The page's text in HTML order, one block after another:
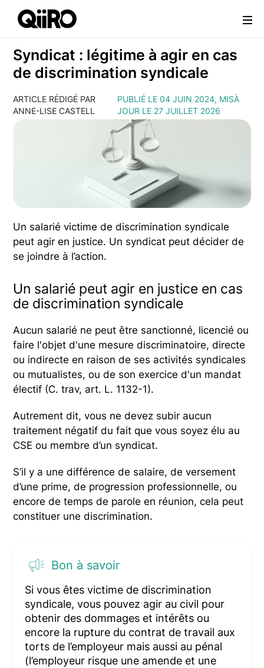
Webflow Homepage
Syndicat : légitime à agir en cas
de discrimination syndicale
ARTICLE RÉDIGÉ PAR
ANNE-LISE CASTELL
PUBLIÉ LE 04 JUIN 2024, MISÀ
JOUR LE 27 JUILLET 2026
Un salarié victime de discrimination syndicale
peut agir en justice. Un syndicat peut décider de
se joindre à l’action.
Un salarié peut agir en justice en cas
de discrimination syndicale
Aucun salarié ne peut être sanctionné, licencié ou
faire l'objet d'une mesure discriminatoire, directe
ou indirecte en raison de ses activités syndicales
ou mutualistes, ou de son exercice d'un mandat
électif (C. trav, art. L. 1132-1).
Autrement dit, vous ne devez subir aucun
traitement négatif du fait que vous soyez élu au
CSE ou membre d’un syndicat.
S’il y a une différence de salaire, de versement
d’une prime, de progression professionnelle, ou
encore de temps de parole en réunion, cela peut
constituer une discrimination.
Bon à savoir
Si vous êtes victime de discrimination
syndicale, vous pouvez agir au civil pour
obtenir des dommages et intérêts ou
encore la rupture du contrat de travail aux
torts de l’employeur mais aussi au pénal
(l’employeur risque une amende et une